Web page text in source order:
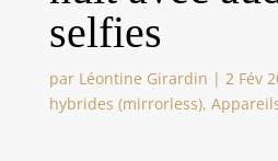
selfies
par Léontine Girardin | 2 Fév
hybrides (mirrorless),